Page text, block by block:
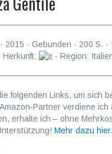
· 2015 · Gebunden · 200 S.
Herkunft: · Region:
folgenden Links, um sich
Partner verdiene
erhalte ich – ohne
Mehr dazu hier.